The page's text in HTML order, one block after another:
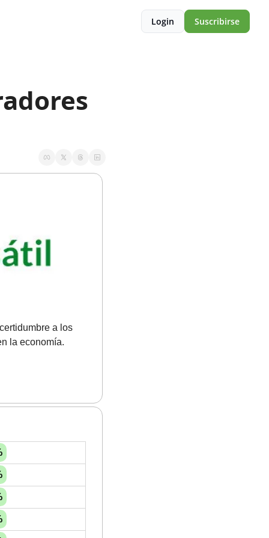
Login Suscribirse
a los
la economía.